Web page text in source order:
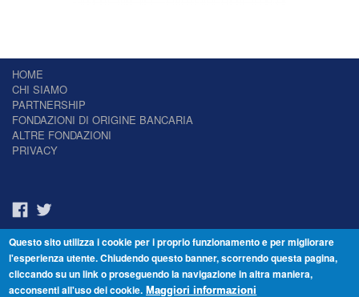
HOME
CHI SIAMO
PARTNERSHIP
FONDAZIONI DI ORIGINE BANCARIA
ALTRE FONDAZIONI
PRIVACY
Il Giornale delle Fondazioni - Periodico telematico
Reg. Tribunale n.7 del 22/07/2014 – ISSN 2421-2466
© Fondazione Venezia 2000 - Dorsoduro 3488/U - 30123 Venezia - Italia -
Questo sito utilizza i cookie per i proprio funzionamento e per migliorare
l'esperienza utente. Chiudendo questo banner, scorrendo questa pagina,
cliccando su un link o proseguendo la navigazione in altra maniera,
acconsenti all'uso dei cookie. Maggiori informazioni